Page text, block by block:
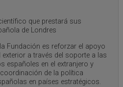
que prestará sus
de Londres
Fundación es reforzar el apoyo
a través del soporte a las
españoles en el extranjero y
de la política
en países estratégicos.